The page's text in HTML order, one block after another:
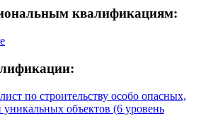
квалификациям:
по строительству особо опасных,
объектов (6 уровень